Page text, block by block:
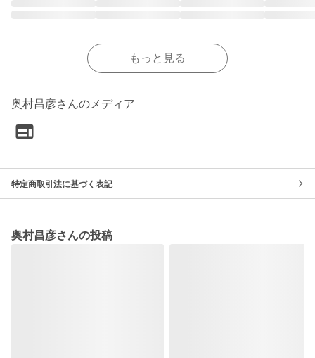
もっと見る
奥村昌彦さんのメディア
特定商取引法に基づく表記
奥村昌彦さんの投稿